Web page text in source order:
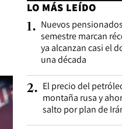
LO MÁS LEÍDO
1. Nuevos
semestre marcan
ya alcanzan casi el
una década
2. El precio del
montaña rusa y
salto por plan de